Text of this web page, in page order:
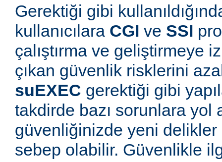
Gerektiği gibi
kullanıcılara CGI ve SSI
çalıştırma ve geliştirmeye
çıkan güvenlik risklerini
suEXEC gerektiği gibi
takdirde bazı sorunlara yol
güvenliğinizde yeni delikler
sebep olabilir. Güvenlikle